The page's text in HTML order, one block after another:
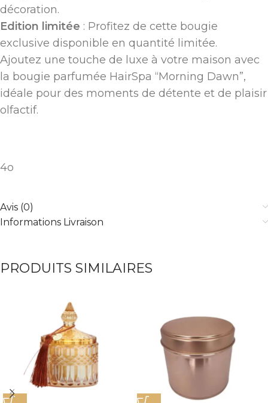
décoration.
Edition limitée : Profitez de cette bougie
exclusive disponible en quantité limitée.
Ajoutez une touche de luxe à votre maison avec
la bougie parfumée HairSpa “Morning Dawn”,
idéale pour des moments de détente et de plaisir
olfactif.
4o
Avis (0)
Informations Livraison
PRODUITS SIMILAIRES